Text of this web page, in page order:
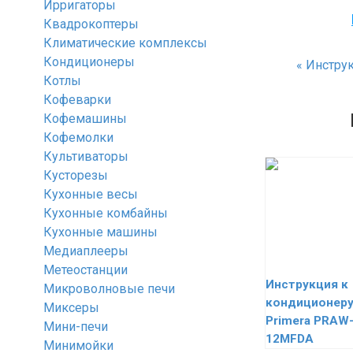
«
Инструкция к
кондиционеру
Primera PRAW-
12MFDA
Ирригаторы
Квадрокоптеры
Климатические комплексы
Кондиционеры
Котлы
Кофеварки
Кофемашины
Кофемолки
Культиваторы
Кусторезы
Кухонные весы
Кухонные комбайны
Кухонные машины
Медиаплееры
Метеостанции
Микроволновые печи
Миксеры
Мини-печи
Минимойки